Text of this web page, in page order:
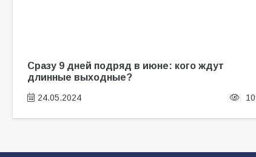
Сразу 9 дней подряд в июне: кого ждут
длинные выходные?
24.05.2024